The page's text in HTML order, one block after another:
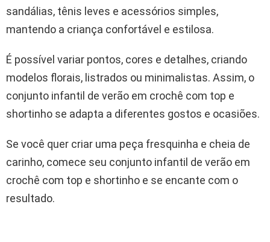
sandálias, tênis leves e acessórios simples,
mantendo a criança confortável e estilosa.
É possível variar pontos, cores e detalhes, criando
modelos florais, listrados ou minimalistas. Assim, o
conjunto infantil de verão em crochê com top e
shortinho se adapta a diferentes gostos e ocasiões.
Se você quer criar uma peça fresquinha e cheia de
carinho, comece seu conjunto infantil de verão em
crochê com top e shortinho e se encante com o
resultado.